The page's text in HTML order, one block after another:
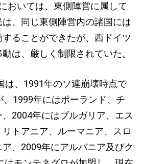
おいては、東側陣営に属して
、同じ東側陣営内の諸国には
ることができたが、西ドイツ
は、厳しく制限されていた。
は、1991年のソ連崩壊時点で
1999年にはポーランド、チ
2004年にはブルガリア、エス
リトアニア、ルーマニア、スロ
、2009年にアルバニア及びク